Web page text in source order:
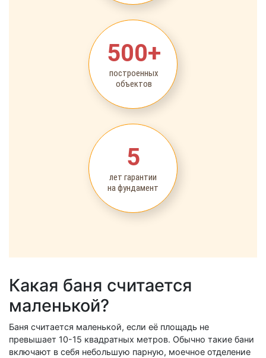
500+
построенных
объектов
5
лет гарантии
на фундамент
Какая баня считается
маленькой?
Баня считается маленькой, если её площадь не
превышает 10-15 квадратных метров. Обычно такие бани
включают в себя небольшую парную, моечное отделение